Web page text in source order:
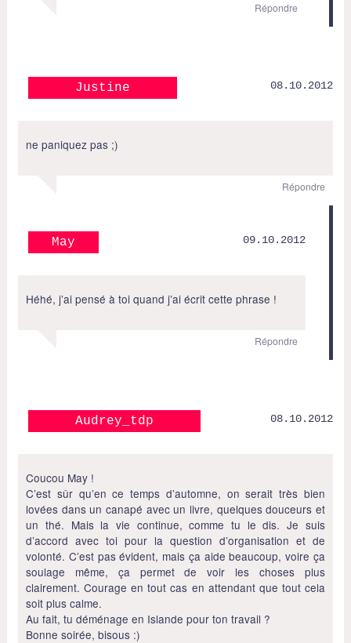
Répondre
Justine 08.10.2012
ne paniquez pas ;)
Répondre
May 09.10.2012
Héhé, j’ai pensé à toi quand j’ai écrit cette phrase !
Répondre
Audrey_tdp 08.10.2012
Coucou May !
C’est sûr qu’en ce temps d’automne, on serait très bien
lovées dans un canapé avec un livre, quelques douceurs et
un thé. Mais la vie continue, comme tu le dis. Je suis
d’accord avec toi pour la question d’organisation et de
volonté. C’est pas évident, mais ça aide beaucoup, voire ça
soulage même, ça permet de voir les choses plus
clairement. Courage en tout cas en attendant que tout cela
soit plus calme.
Au fait, tu déménage en Islande pour ton travail ?
Bonne soirée, bisous :)